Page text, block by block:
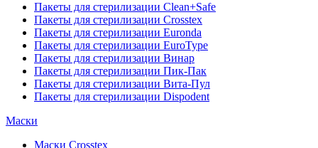
Пакеты для стерилизации Clean+Safe
Пакеты для стерилизации Crosstex
Пакеты для стерилизации Euronda
Пакеты для стерилизации EuroType
Пакеты для стерилизации Винар
Пакеты для стерилизации Пик-Пак
Пакеты для стерилизации Вита-Пул
Пакеты для стерилизации Dispodent
Маски
Маски Crosstex